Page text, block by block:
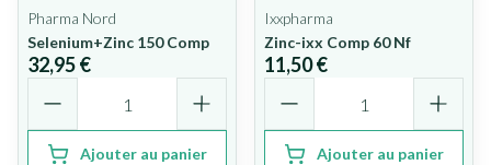
Pharma Nord
Selenium+Zinc 150 Comp
32,95 €
Ajouter au panier
Ixxpharma
Zinc-ixx Comp 60 Nf
11,50 €
Ajouter au panier